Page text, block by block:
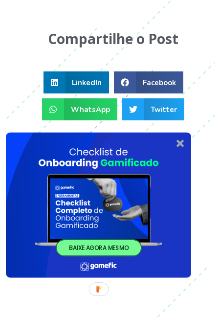
Compartilhe o Post
LinkedIn Facebook
WhatsApp Twitter
BAIXE AGORA MESMO